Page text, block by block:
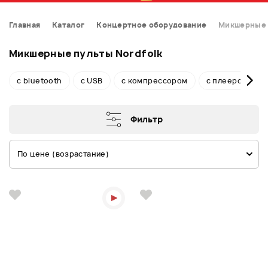
Главная Каталог Концертное оборудование Микшерные
Микшерные пульты Nordfolk
с bluetooth с USB с компрессором с плеером
Фильтр
По цене (возрастание)